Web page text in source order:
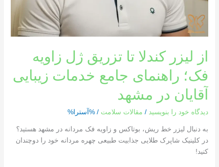
از لیزر کندلا تا تزریق ژل زاویه
فک؛ راهنمای جامع خدمات زیبایی
آقایان در مشهد
دیدگاه‌ خود را بنویسید / مقالات سلامت / %آسترا%
به دنبال لیزر خط ریش، بوتاکس و زاویه فک مردانه در مشهد هستید؟
در کلینیک شاپرک طلایی جذابیت طبیعی چهره مردانه خود را دوچندان
کنید!